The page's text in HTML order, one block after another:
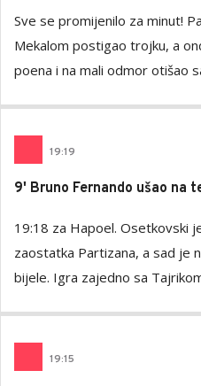
Sve se promijenilo za minut!
Mekalom postigao trojku, a
poena i na mali odmor otišao
19:19
9' Bruno Fernando ušao na
19:18 za Hapoel. Osetkovski
zaostatka Partizana, a sad je
bijele. Igra zajedno sa
19:15